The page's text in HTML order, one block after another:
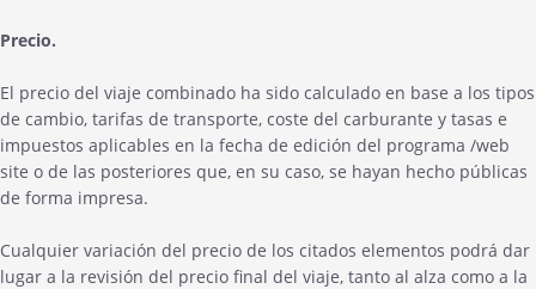
Precio.
El precio del viaje combinado ha sido calculado en base a los tipos
de cambio, tarifas de transporte, coste del carburante y tasas e
impuestos aplicables en la fecha de edición del programa /web
site o de las posteriores que, en su caso, se hayan hecho públicas
de forma impresa.
Cualquier variación del precio de los citados elementos podrá dar
lugar a la revisión del precio final del viaje, tanto al alza como a la